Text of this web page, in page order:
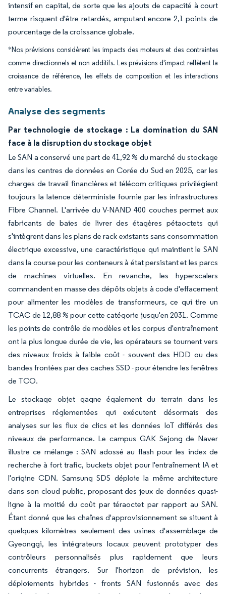
intensif en capital, de sorte que les ajouts de capacité à court
terme risquent d'être retardés, amputant encore 2,1 points de
pourcentage de la croissance globale.
*Nos prévisions considèrent les impacts des moteurs et des contraintes
comme directionnels et non additifs. Les prévisions d'impact reflètent la
croissance de référence, les effets de composition et les interactions
entre variables.
Analyse des segments
Par technologie de stockage : La domination du SAN
face à la disruption du stockage objet
Le SAN a conservé une part de 41,92 % du marché du stockage
dans les centres de données en Corée du Sud en 2025, car les
charges de travail financières et télécom critiques privilégient
toujours la latence déterministe fournie par les infrastructures
Fibre Channel. L'arrivée du V-NAND 400 couches permet aux
fabricants de baies de livrer des étagères pétaoctets qui
s'intègrent dans les plans de rack existants sans consommation
électrique excessive, une caractéristique qui maintient le SAN
dans la course pour les conteneurs à état persistant et les parcs
de machines virtuelles. En revanche, les hyperscalers
commandent en masse des dépôts objets à code d'effacement
pour alimenter les modèles de transformeurs, ce qui tire un
TCAC de 12,88 % pour cette catégorie jusqu'en 2031. Comme
les points de contrôle de modèles et les corpus d'entraînement
ont la plus longue durée de vie, les opérateurs se tournent vers
des niveaux froids à faible coût - souvent des HDD ou des
bandes frontées par des caches SSD - pour étendre les fenêtres
de TCO.
Le stockage objet gagne également du terrain dans les
entreprises réglementées qui exécutent désormais des
analyses sur les flux de clics et les données IoT différés des
niveaux de performance. Le campus GAK Sejong de Naver
illustre ce mélange : SAN adossé au flash pour les index de
recherche à fort trafic, buckets objet pour l'entraînement IA et
l'origine CDN. Samsung SDS déploie la même architecture
dans son cloud public, proposant des jeux de données quasi-
ligne à la moitié du coût par téraoctet par rapport au SAN.
Étant donné que les chaînes d'approvisionnement se situent à
quelques kilomètres seulement des usines d'assemblage de
Gyeonggi, les intégrateurs locaux peuvent prototyper des
contrôleurs personnalisés plus rapidement que leurs
concurrents étrangers. Sur l'horizon de prévision, les
déploiements hybrides - fronts SAN fusionnés avec des